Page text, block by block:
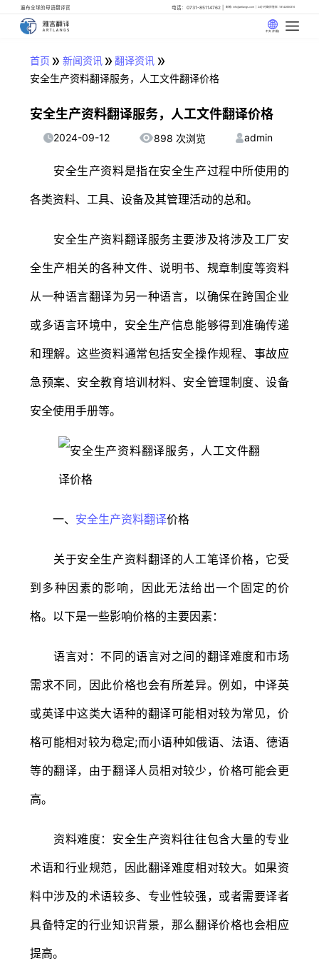
遍布全球的母语翻译官 电话：0731-85114762 邮箱: info@artlangs.com 24小时翻译管家: 18142666316
中文 (中国)
首页 » 新闻资讯» 翻译资讯 »
安全生产资料翻译服务，人工文件翻译价格
安全生产资料翻译服务，人工文件翻译价格
2024-09-12 898 次浏览 admin
安全生产资料是指在安全生产过程中所使用的
各类资料、工具、设备及其管理活动的总和。
安全生产资料翻译服务主要涉及将涉及工厂安
全生产相关的各种文件、说明书、规章制度等资料
从一种语言翻译为另一种语言，以确保在跨国企业
或多语言环境中，安全生产信息能够得到准确传递
和理解。这些资料通常包括安全操作规程、事故应
急预案、安全教育培训材料、安全管理制度、设备
安全使用手册等。
一、 安全生产资料翻译价格
关于安全生产资料翻译的人工笔译价格，它受
到多种因素的影响，因此无法给出一个固定的价
格。以下是一些影响价格的主要因素：
语言对：不同的语言对之间的翻译难度和市场
需求不同，因此价格也会有所差异。例如，中译英
或英译中这类大语种的翻译可能相对较为常见，价
格可能相对较为稳定;而小语种如俄语、法语、德语
等的翻译，由于翻译人员相对较少，价格可能会更
高。
资料难度：安全生产资料往往包含大量的专业
术语和行业规范，因此翻译难度相对较大。如果资
料中涉及的术语较多、专业性较强，或者需要译者
具备特定的行业知识背景，那么翻译价格也会相应
提高。